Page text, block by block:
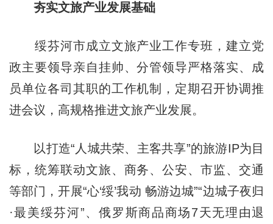
夯实文旅产业发展基础
绥芬河市成立文旅产业工作专班，建立党
政主要领导亲自挂帅、分管领导严格落实、成
员单位各司其职的工作机制，定期召开协调推
进会议，高规格推进文旅产业发展。
以打造“人城共荣、主客共享”的旅游IP为目
标，统筹联动文旅、商务、公安、市监、交通
等部门，开展“心‘绥’我动 畅游边城”“边城子夜归
·最美绥芬河”、俄罗斯商品商场7天无理由退